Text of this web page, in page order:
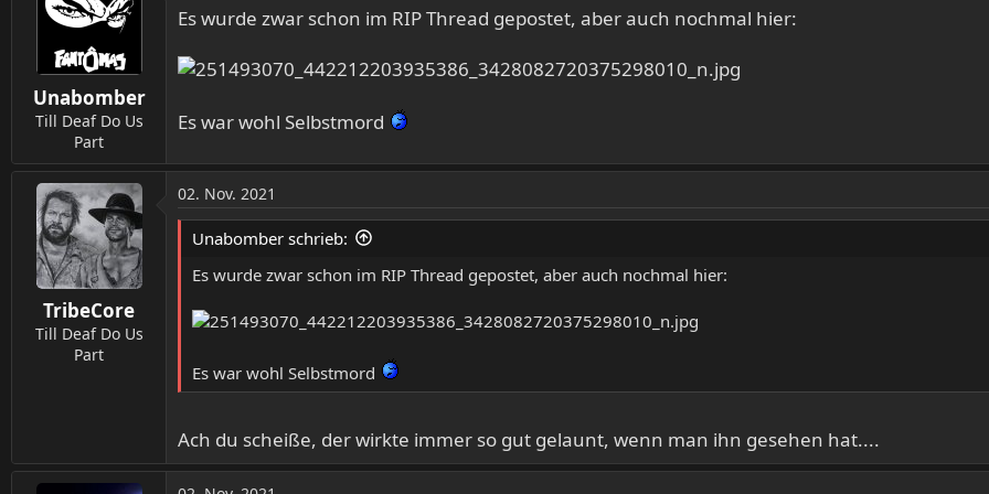
t
o
n
n
Unabomber
Till Deaf Do Us
Part
Es wurde zwar schon im RIP Thread gepostet, aber auch nochmal hier:
Es war wohl Selbstmord
TribeCore
Till Deaf Do Us
Part
02. Nov. 2021
Unabomber schrieb:
Es wurde zwar schon im RIP Thread gepostet, aber auch nochmal hier:
Es war wohl Selbstmord
Ach du scheiße, der wirkte immer so gut gelaunt, wenn man ihn gesehen hat....